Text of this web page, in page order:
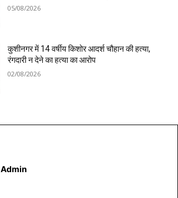
05/08/2026
कुशीनगर में 14 वर्षीय किशोर आदर्श चौहान की हत्या,
रंगदारी न देने का हत्या का आरोप
02/08/2026
Admin